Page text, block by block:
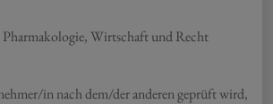
Pharmakologie, Wirtschaft und Recht
in nach dem/der anderen geprüft wird,